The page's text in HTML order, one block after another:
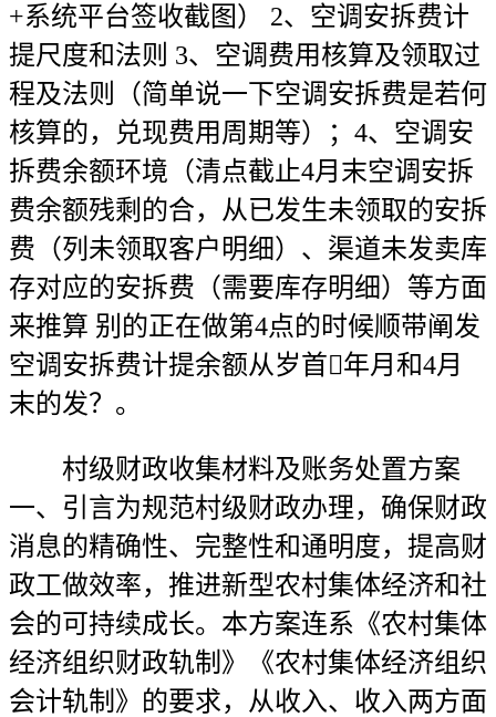
+系统平台签收截图） 2、空调安拆费计
提尺度和法则 3、空调费用核算及领取过
程及法则（简单说一下空调安拆费是若何
核算的，兑现费用周期等）；4、空调安
拆费余额环境（清点截止4月末空调安拆
费余额残剩的合，从已发生未领取的安拆
费（列未领取客户明细）、渠道未发卖库
存对应的安拆费（需要库存明细）等方面
来推算 别的正在做第4点的时候顺带阐发
空调安拆费计提余额从岁首年月和4月
末的发？。
村级财政收集材料及账务处置方案
一、引言为规范村级财政办理，确保财政
消息的精确性、完整性和通明度，提高财
政工做效率，推进新型农村集体经济和社
会的可持续成长。本方案连系《农村集体
经济组织财政轨制》《农村集体经济组织
会计轨制》的要求，从收入、收入两方面